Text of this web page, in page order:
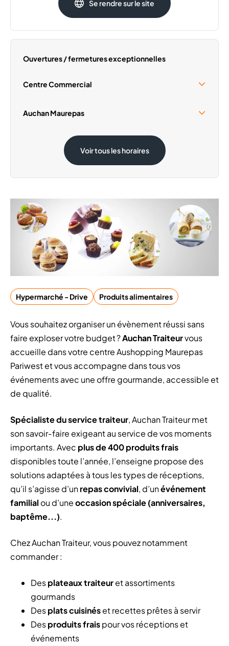
09:00 - 20:00
Mercredi
09:00 - 20:00
Jeudi
09:00 - 20:00
Dimanche
Se rendre sur le site
Ouvertures / fermetures exceptionnelles
Centre Commercial
Samedi 15 Août
Auchan Maurepas
Samedi 15 Août 08:30 - 19:30
Voir tous les horaires
Hypermarché - Drive Produits alimentaires
Vous souhaitez organiser un évènement réussi sans
faire exploser votre budget ?Auchan Traiteurvous
accueille dans votre centre Aushopping Maurepas
Pariwest et vous accompagne dans tous vos
événements avec une offre gourmande, accessible et
de qualité.
Spécialiste du service traiteur, Auchan Traiteur met
son savoir‑faire exigeant au service de vos moments
importants. Avec plus de 400 produits frais
disponibles toute l’année, l’enseigne propose des
solutions adaptées à tous les types de réceptions,
qu’il s’agisse d’unrepas convivial, d’unévénement
familial ou d’uneoccasion spéciale (anniversaires,
baptême...).
Chez Auchan Traiteur, vous pouvez notamment
commander :
Desplateaux traiteuret assortiments
gourmands
Desplats cuisinéset recettes prêtes à servir
Desproduits fraispour vos réceptions et
événements